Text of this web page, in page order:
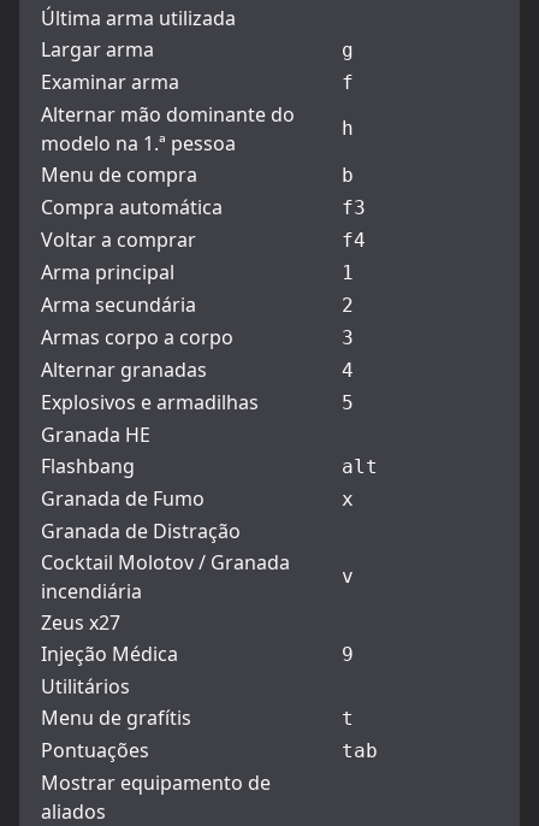
Última arma utilizada
Largar arma
g
Examinar arma f
Alternar mão dominante do
modelo na 1.ª pessoa
h
Menu de compra b
Compra automática f3
Voltar a comprar f4
Arma principal 1
Arma secundária 2
Armas corpo a corpo 3
Alternar granadas 4
Explosivos e armadilhas 5
Granada HE
Flashbang
alt
Granada de Fumo x
Granada de Distração
Cocktail Molotov / Granada
incendiária
v
Zeus x27
Injeção Médica
9
Utilitários
Menu de grafítis
t
Pontuações tab
Mostrar equipamento de
aliados